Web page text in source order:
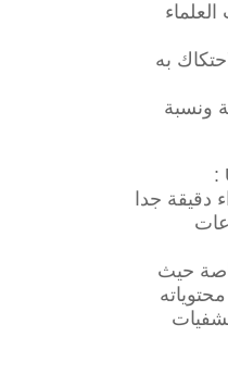
العلماء
به
ونسبة
أجزاء دقيقة جدا
حيث